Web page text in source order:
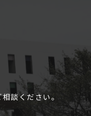
談ください。